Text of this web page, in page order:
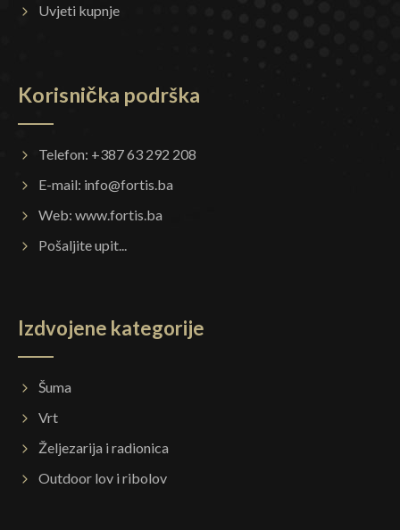
Uvjeti kupnje
Korisnička podrška
Telefon: +387 63 292 208
E-mail: info@fortis.ba
Web: www.fortis.ba
Pošaljite upit...
Izdvojene kategorije
Šuma
Vrt
Željezarija i radionica
Outdoor lov i ribolov